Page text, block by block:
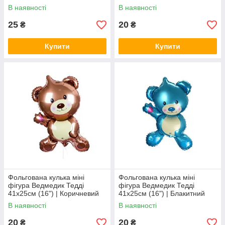
Flexmetal
В наявності
25 ₴
Купити
В наявності
20 ₴
Купити
Фольгована кулька міні
фігура Ведмедик Тедді
41х25см (16") | Коричневий
В наявності
20 ₴
Фольгована кулька міні
фігура Ведмедик Тедді
41х25см (16") | Блакитний
В наявності
20 ₴